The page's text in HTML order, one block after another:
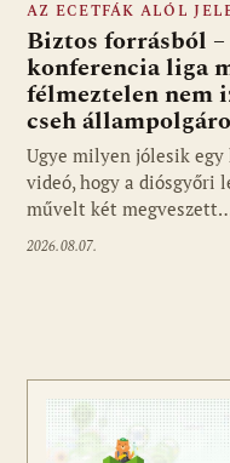
AZ ECETFÁK ALÓL
Biztos forrásból
konferencia liga
félmeztelen nem
cseh
Ugye milyen jólesik
videó, hogy a
művelt két
2026.08.07.